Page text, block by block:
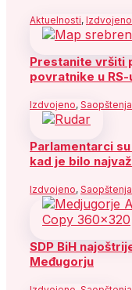
Aktuelnosti, Izdvojeno
Prestanite vršiti
povratnike u RS-
Izdvojeno,
Parlamentarci
kad je bilo
Izdvojeno,
SDP BiH
Međugorju